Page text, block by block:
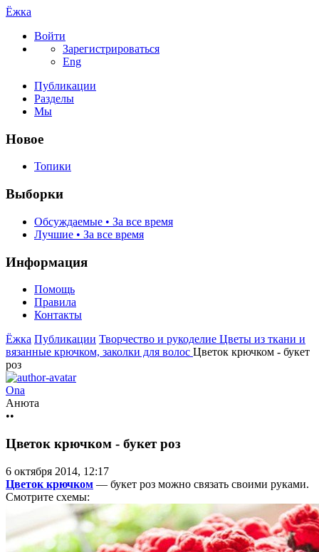
Ёжка
Войти
Зарегистрироваться
Eng
Публикации
Разделы
Мы
Новое
Топики
Выборки
Обсуждаемые • За все время
Лучшие • За все время
Информация
Помощь
Правила
Контакты
Ёжка Публикации Творчество и рукоделие Цветы из ткани и
вязанные крючком, заколки для волос Цветок крючком - букет
роз
Ona
Анюта
••
Цветок крючком - букет роз
6 октября 2014, 12:17
Цветок крючком — букет роз можно связать своими руками.
Смотрите схемы: